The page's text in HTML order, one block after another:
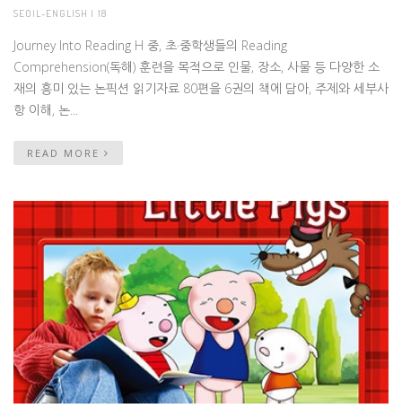
SEOIL-ENGLISH | 18
Journey Into Reading H 중, 초·중학생들의 Reading
Comprehension(독해) 훈련을 목적으로 인물, 장소, 사물 등 다양한 소
재의 흥미 있는 논픽션 읽기자료 80편을 6권의 책에 담아, 주제와 세부사
항 이해, 논...
READ MORE